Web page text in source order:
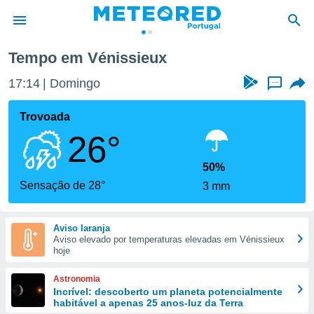
da
foi
fornecidas
a este
das
e
forma
digital
Tempo em Vénissieux
17:14 Domingo ...
Trovoada
26°
Sensação de 28°
50%
3 mm
Aviso laranja
Aviso elevado por temperaturas elevadas em Vénissieux
hoje
Astronomia
Incrível: descoberto um planeta potencialmente
habitável a apenas 25 anos-luz da Terra